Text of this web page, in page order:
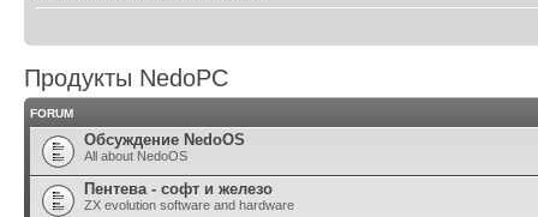
Продукты NedoPC
FORUM
Обсуждение NedoOS
All about NedoOS
Пентева - софт и железо
ZX evolution software and hardware